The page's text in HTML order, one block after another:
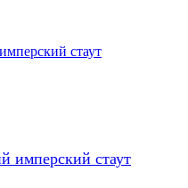
имперский стаут